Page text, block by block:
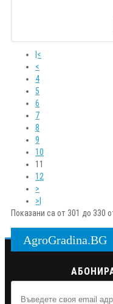
|<
<
4
5
6
7
8
9
10
11
12
>
>|
Показани са от 301 до 330
AgroGradina.BG